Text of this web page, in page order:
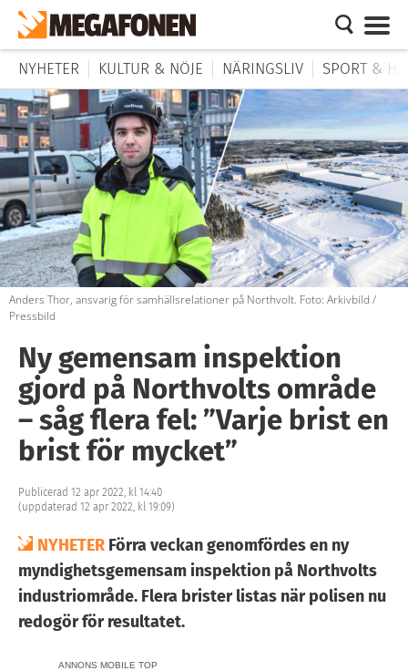
NYHETER KULTUR & NÖJE NÄRINGSLIV SPORT &
Anders Thor, ansvarig för samhällsrelationer på Northvolt. Foto: Arkivbild /
Pressbild
Ny gemensam inspektion
gjord på Northvolts område
– såg flera fel: ”Varje brist en
brist för mycket”
Publicerad 12 apr 2022, kl 14:40
(uppdaterad 12 apr 2022, kl 19:09)
NYHETER Förra veckan genomfördes en ny
myndighetsgemensam inspektion på Northvolts
industriområde. Flera brister listas när polisen nu
redogör för resultatet.
ANNONS MOBILE TOP